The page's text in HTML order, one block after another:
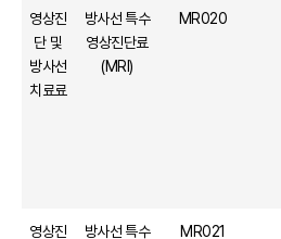
영상진
단 및
방사선
치료료
방사선 특수
영상진단료
(MRI)
MR020
영상진
방사선 특수
MR021